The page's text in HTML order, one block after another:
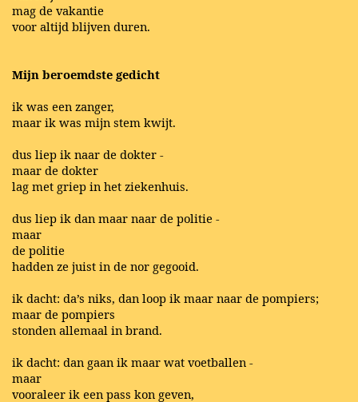
mag de vakantie
voor altijd blijven duren.
Mijn beroemdste gedicht
ik was een zanger,
maar ik was mijn stem kwijt.
dus liep ik naar de dokter -
maar de dokter
lag met griep in het ziekenhuis.
dus liep ik dan maar naar de politie -
maar
de politie
hadden ze juist in de nor gegooid.
ik dacht: da’s niks, dan loop ik maar naar de pompiers;
maar de pompiers
stonden allemaal in brand.
ik dacht: dan gaan ik maar wat voetballen -
maar
vooraleer ik een pass kon geven,